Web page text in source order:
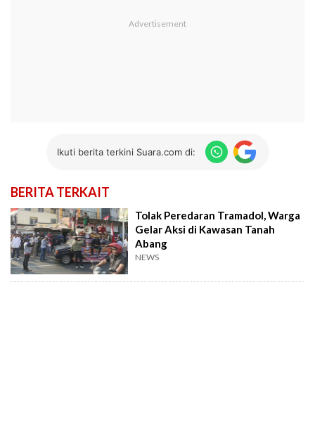
Ikuti berita terkini Suara.com di:
BERITA TERKAIT
Tolak Peredaran Tramadol, Warga
Gelar Aksi di Kawasan Tanah
Abang
NEWS